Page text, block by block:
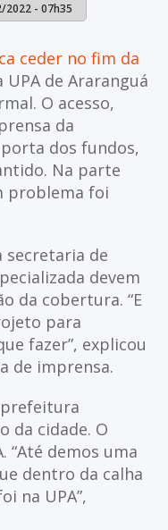
2022 - 07h35
ceder no fim da
UPA de Araranguá
O acesso,
da
dos fundos,
Na parte
problema foi
secretaria de
devem
da cobertura. “E
para
fazer”, explicou
de imprensa.
prefeitura
da cidade. O
“Até demos uma
dentro da calha
na UPA”,